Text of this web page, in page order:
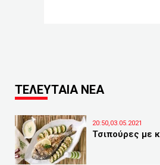
ΤΕΛΕΥΤΑΙΑ ΝΕΑ
20:50,03.05.2021
Τσιπούρες με